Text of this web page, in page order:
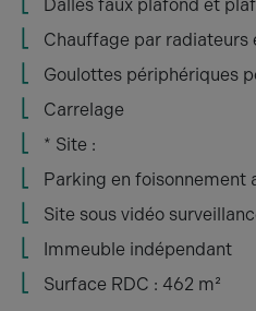
Dalles faux plafond et
Chauffage par radiateurs
Goulottes périphériques
Carrelage
* Site :
Parking en foisonnement
Site sous vidéo
Immeuble indépendant
Surface RDC : 462 m²